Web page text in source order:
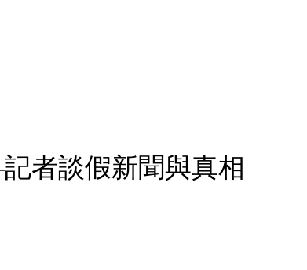
者談假新聞與真相